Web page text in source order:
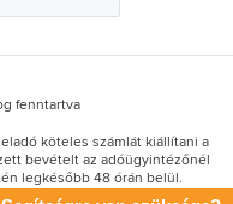
fenntartva
köteles számlát kiállítani a
bevételt az adóügyintézőnél
legkésőbb 48 órán belül.